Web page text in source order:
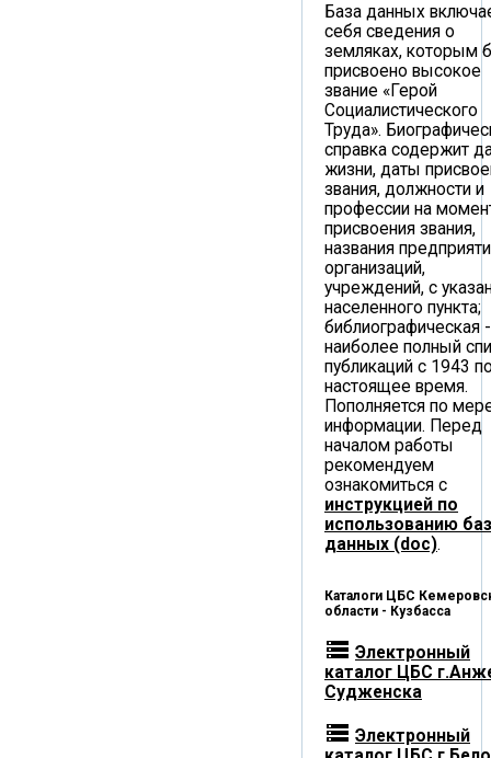
База данных
себя сведения о
земляках, которым
присвоено высокое
звание «Герой
Социалистического
Труда».
справка содержит
жизни, даты
звания, должности и
профессии на
присвоения звания,
названия
организаций,
учреждений, с
населенного пункта;
библиографическая -
наиболее полный
публикаций с 1943
настоящее время.
Пополняется по
информации. Перед
началом работы
рекомендуем
ознакомиться с
инструкцией по
использованию
данных (doc).
Каталоги ЦБС
области - Кузбасса
storage Электронный
каталог ЦБС
Судженска
storage Электронный